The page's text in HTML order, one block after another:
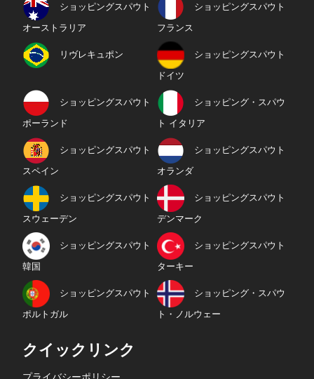
ショッピングスパウト
オーストラリア
ショッピングスパウト
フランス
リヴレキュポン ショッピングスパウト
ドイツ
ショッピングスパウト
ポーランド
ショッピング・スパウ
ト イタリア
ショッピングスパウト
スペイン
ショッピングスパウト
オランダ
ショッピングスパウト
スウェーデン
ショッピングスパウト
デンマーク
ショッピングスパウト
韓国
ショッピングスパウト
ターキー
ショッピングスパウト
ポルトガル
ショッピング・スパウ
ト・ノルウェー
クイックリンク